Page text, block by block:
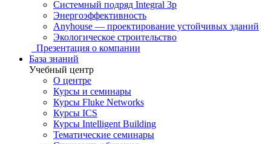
Системный подряд Integral 3p
Энергоэффективность
Anyhouse — проектирование устойчивых зданий
Экологическое строительство
Презентация о компании
База знаний
Учебный центр
О центре
Курсы и семинары
Курсы Fluke Networks
Курсы ICS
Курсы Intelligent Building
Тематические семинары